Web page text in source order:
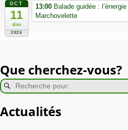
OCT
11
dim
2026
13:00 Balade guidée : l’énergie
Marchovelette
Que cherchez-vous?
Actualités